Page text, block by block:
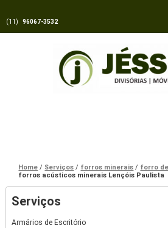
(11) 96067-3532
Home Serviços forros minerais
forro
forros acústicos minerais Lençóis Paulista
Serviços
Armários de Escritório